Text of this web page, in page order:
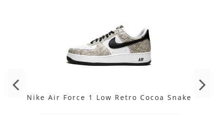
Nike Air Force 1 Low Retro Cocoa Snake